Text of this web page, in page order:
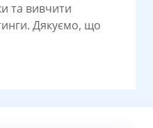
та вивчити
Дякуємо, що